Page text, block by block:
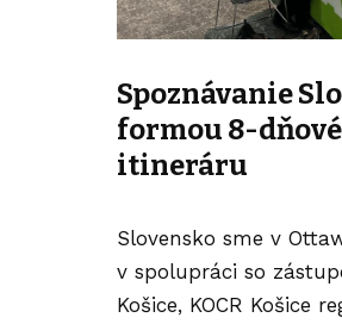
Spoznávanie
formou 8-
itineráru
Slovensko sme v
v spolupráci so
Košice, KOCR Košice